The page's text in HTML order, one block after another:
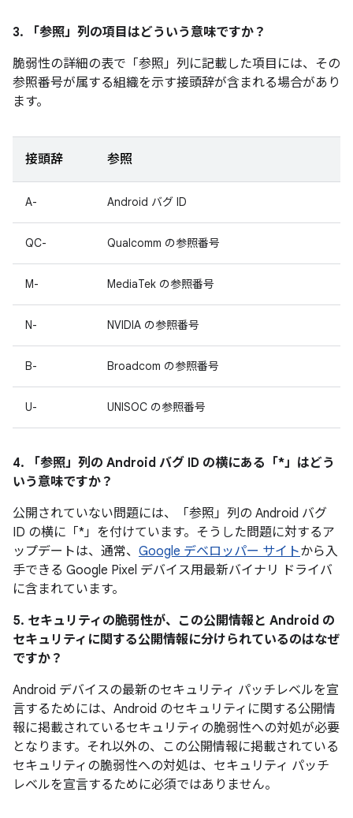
3. 「参照」 列の項目はどういう意味ですか？
脆弱性の詳細の表で「参照」 列に記載した項目には、その
参照番号が属する組織を示す接頭辞が含まれる場合があり
ます。
接頭辞 参照
A- Android バグ ID
QC- Qualcomm の参照番号
M- MediaTek の参照番号
N- NVIDIA の参照番号
B- Broadcom の参照番号
U- UNISOC の参照番号
4. 「参照」 列の Android バグ ID の横にある「*」はどう
いう意味ですか？
公開されていない問題には、「参照」 列の Android バグ
ID の横に「*」を付けています。そうした問題に対するア
ップデートは、通常、 Google デベロッパー サイトから入
手できる Google Pixel デバイス用最新バイナリ ドライバ
に含まれています。
5. セキュリティの脆弱性が、この公開情報と Android の
セキュリティに関する公開情報に分けられているのはなぜ
ですか？
Android デバイスの最新のセキュリティ パッチレベルを宣
言するためには、Android のセキュリティに関する公開情
報に掲載されているセキュリティの脆弱性への対処が必要
となります。それ以外の、この公開情報に掲載されている
セキュリティの脆弱性への対処は、セキュリティ パッチ
レベルを宣言するために必須ではありません。